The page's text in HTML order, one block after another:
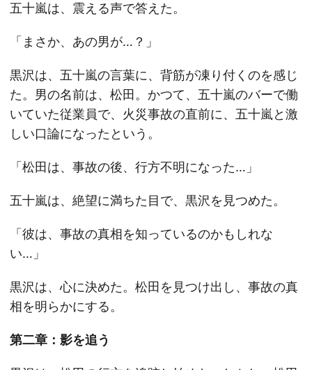
五十嵐は、震える声で答えた。
「まさか、あの男が…？」
黒沢は、五十嵐の言葉に、背筋が凍り付くのを感じ
た。男の名前は、松田。かつて、五十嵐のバーで働
いていた従業員で、火災事故の直前に、五十嵐と激
しい口論になったという。
「松田は、事故の後、行方不明になった…」
五十嵐は、絶望に満ちた目で、黒沢を見つめた。
「彼は、事故の真相を知っているのかもしれな
い…」
黒沢は、心に決めた。松田を見つけ出し、事故の真
相を明らかにする。
第二章：影を追う